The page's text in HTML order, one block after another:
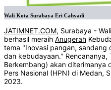
Wali Kota Surabaya Eri Cahyadi
JATIMNET.COM, Surabaya -
berhasil meraih Anugerah
tema "Inovasi pangan, sandang
dan kebudayaan." Rencananya,
Berkembang) akan diterimanya
Pers Nasional (HPN) di Medan,
2023.